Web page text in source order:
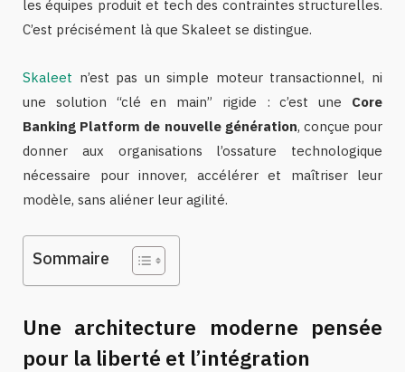
les équipes produit et tech des contraintes structurelles.
C’est précisément là que Skaleet se distingue.
Skaleet n’est pas un simple moteur transactionnel, ni
une solution “clé en main” rigide : c’est une Core
Banking Platform de nouvelle génération, conçue pour
donner aux organisations l’ossature technologique
nécessaire pour innover, accélérer et maîtriser leur
modèle, sans aliéner leur agilité.
Sommaire
Une architecture moderne pensée
pour la liberté et l’intégration